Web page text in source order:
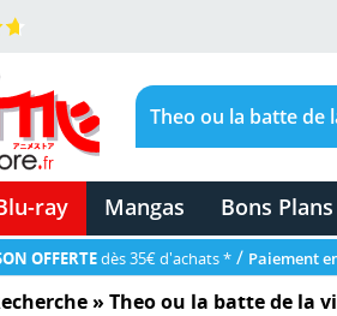
ray Mangas Bons Plans
OFFERTEdès 35€ d'achats * / Paiement
» Theo ou la batte de la